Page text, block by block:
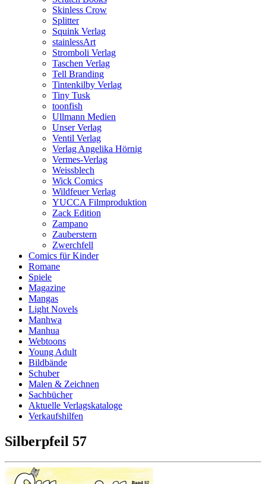
Skinless Crow
Splitter
Squink Verlag
stainlessArt
Stromboli Verlag
Taschen Verlag
Tell Branding
Tintenkilby Verlag
Tiny Tusk
toonfish
Ullmann Medien
Unser Verlag
Ventil Verlag
Verlag Angelika Hörnig
Vermes-Verlag
Weissblech
Wick Comics
Wildfeuer Verlag
YUCCA Filmproduktion
Zack Edition
Zampano
Zauberstern
Zwerchfell
Comics für Kinder
Romane
Spiele
Magazine
Mangas
Light Novels
Manhwa
Manhua
Webtoons
Young Adult
Bildbände
Schuber
Malen & Zeichnen
Sachbücher
Aktuelle Verlagskataloge
Verkaufshilfen
Silberpfeil 57